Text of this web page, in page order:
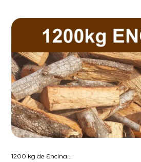
1200 kg de Encina...